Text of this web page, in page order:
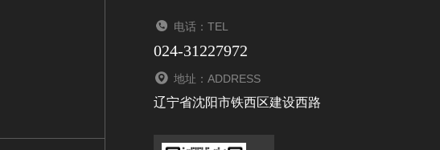
电话：TEL
024-31227972
地址：ADDRESS
辽宁省沈阳市铁西区建设西路